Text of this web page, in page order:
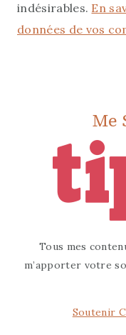
indésirables. En
données de vos
Me
Tous mes
m’apporter votre
Soutenir